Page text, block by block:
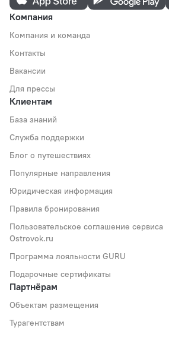
Компания
Компания и команда
Контакты
Вакансии
Для прессы
Клиентам
База знаний
Служба поддержки
Блог о путешествиях
Популярные направления
Юридическая информация
Правила бронирования
Пользовательское соглашение сервиса
Ostrovok.ru
Программа лояльности GURU
Подарочные сертификаты
Партнёрам
Объектам размещения
Турагентствам